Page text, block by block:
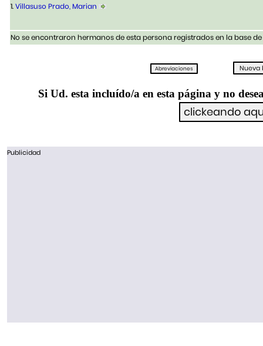
1.Villasuso Prado, Marian
No se encontraron hermanos de esta persona registrados en la base
Si Ud. esta incluído/a en esta página y no
Publicidad